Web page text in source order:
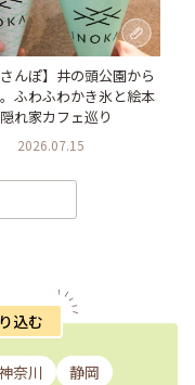
さんぽ】井の頭公園から
ふわふわかき氷と絵本
れ家カフェ巡り
2026.07.15
込む
奈川
静岡